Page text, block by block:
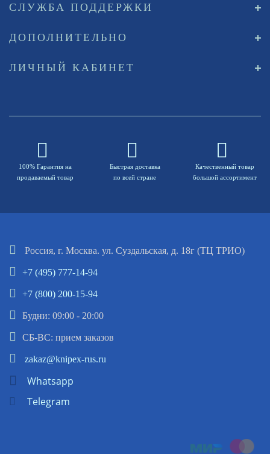
СЛУЖБА ПОДДЕРЖКИ
ДОПОЛНИТЕЛЬНО
ЛИЧНЫЙ КАБИНЕТ
100% Гарантия на
продаваемый товар
Быстрая доставка
по всей стране
Качественный товар
большой ассортимент
Россия, г. Москва. ул. Суздальская, д. 18г (ТЦ ТРИО)
+7 (495) 777-14-94
+7 (800) 200-15-94
Будни: 09:00 - 20:00
СБ-ВС: прием заказов
zakaz@knipex-rus.ru
Whatsapp
Telegram